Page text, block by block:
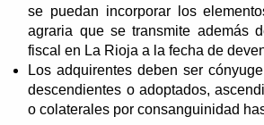
se puedan incorporar los
agraria que se transmite además
fiscal en La Rioja a la fecha de
Los adquirentes deben ser
descendientes o adoptados,
o colaterales por consanguinidad